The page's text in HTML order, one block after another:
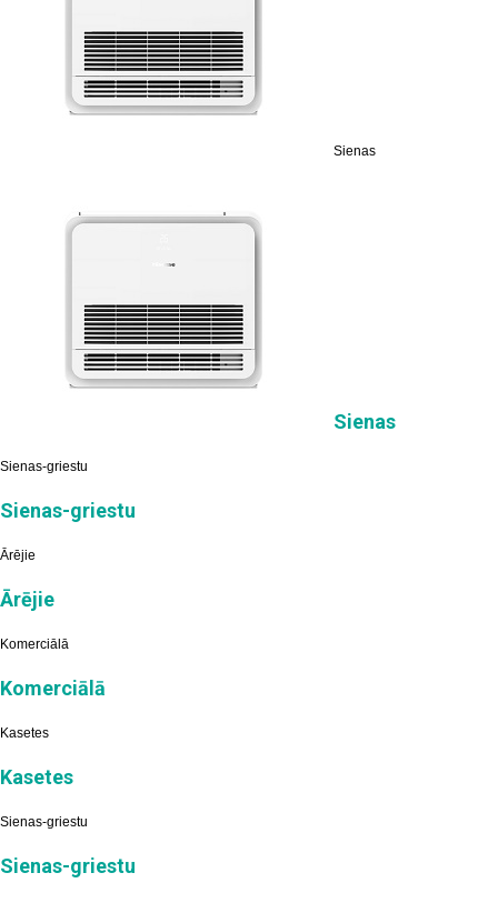
Sienas
Sienas
Sienas-griestu
Sienas-griestu
Ārējie
Ārējie
Komerciālā
Komerciālā
Kasetes
Kasetes
Sienas-griestu
Sienas-griestu